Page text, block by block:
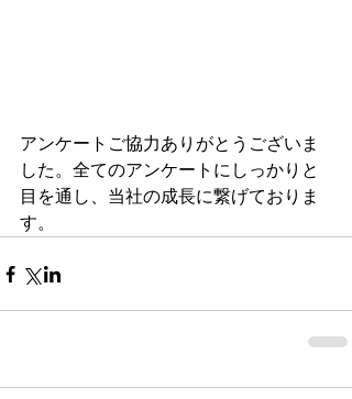
アンケートご協力ありがとうございま
した。全てのアンケートにしっかりと
目を通し、当社の成長に繋げておりま
す。